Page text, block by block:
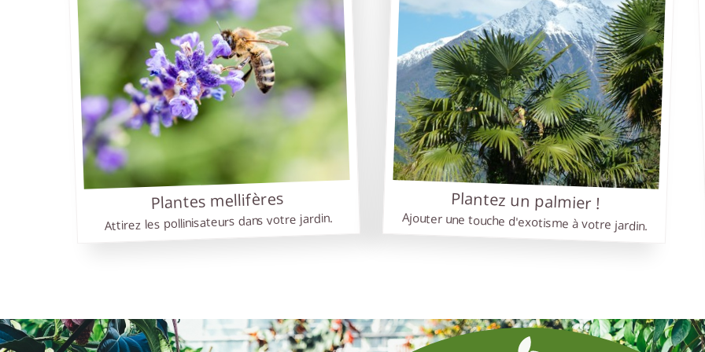
Graines: votre boutique de
graines et semences
Grainesest une boutique de vente de graines en ligne.
Nous vendons des semences de fleurs, de légumes et de
nombreuses espèces tropicales et exotiques.
fleuries, pour bonsaï, de palmiers, d'oiseaux du paradis, de
d'iris et bien d'autres encore.